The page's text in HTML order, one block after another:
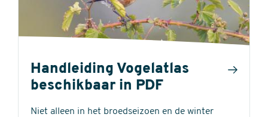
Handleiding Vogelatlas
beschikbaar in PDF
Niet alleen in het broedseizoen en de winter